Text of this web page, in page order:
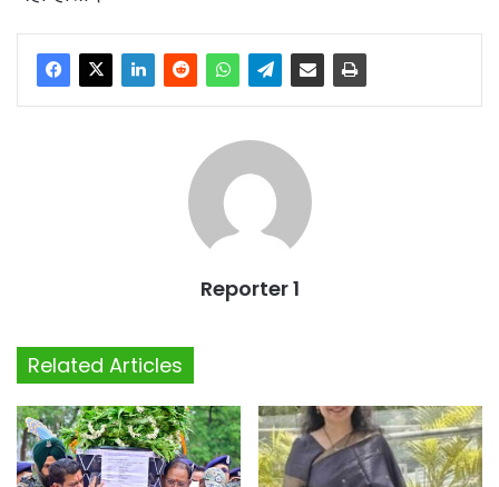
Reporter 1
Related Articles